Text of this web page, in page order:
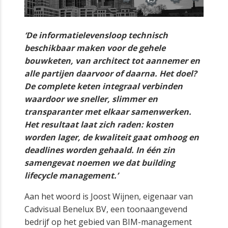
‘De informatielevensloop technisch
beschikbaar maken voor de gehele
bouwketen, van architect tot aannemer en
alle partijen daarvoor of daarna. Het doel?
De complete keten integraal verbinden
waardoor we sneller, slimmer en
transparanter met elkaar samenwerken.
Het resultaat laat zich raden: kosten
worden lager, de kwaliteit gaat omhoog en
deadlines worden gehaald. In één zin
samengevat noemen we dat building
lifecycle management.’
Aan het woord is Joost Wijnen, eigenaar van
Cadvisual Benelux BV, een toonaangevend
bedrijf op het gebied van BIM-management